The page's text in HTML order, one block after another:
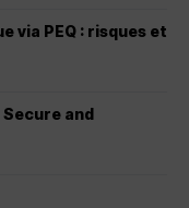
via PEQ : risques et
and